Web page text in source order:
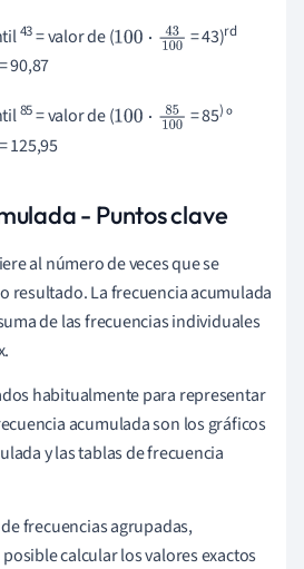
43= valor de (100⋅ 4310 = 43)rd
90,87
85= valor de (100⋅ 8510 = 85)º
125,95
- Puntos clave
al número de veces que se
resultado. La frecuencia acumulada
de las frecuencias individuales
habitualmente para representar
acumulada son los gráficos
y las tablas de frecuencia
frecuencias agrupadas,
calcular los valores exactos